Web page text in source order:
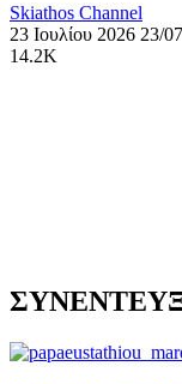
Skiathos Channel
23 Ιουλίου 2026 23/
14.2K